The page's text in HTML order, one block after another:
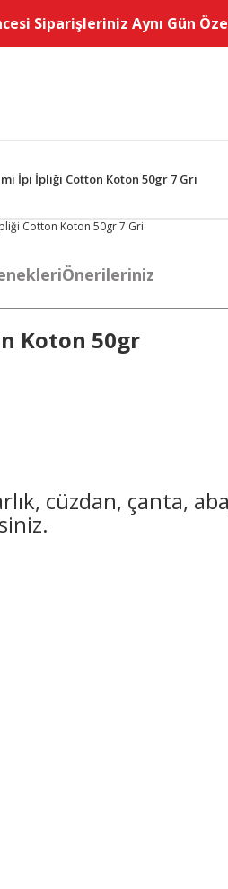
Siparişleriniz Aynı Gün
İpi İpliği Cotton Koton 50gr 7 Gri
Önerileriniz
Koton 50gr
cüzdan, çanta,